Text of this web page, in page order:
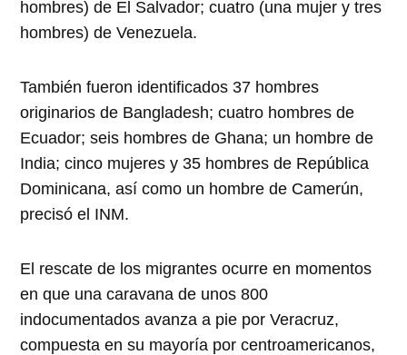
hombres) de El Salvador; cuatro (una mujer y tres
hombres) de Venezuela.
También fueron identificados 37 hombres
originarios de Bangladesh; cuatro hombres de
Ecuador; seis hombres de Ghana; un hombre de
India; cinco mujeres y 35 hombres de República
Dominicana, así como un hombre de Camerún,
precisó el INM.
El rescate de los migrantes ocurre en momentos
en que una caravana de unos 800
indocumentados avanza a pie por Veracruz,
compuesta en su mayoría por centroamericanos,